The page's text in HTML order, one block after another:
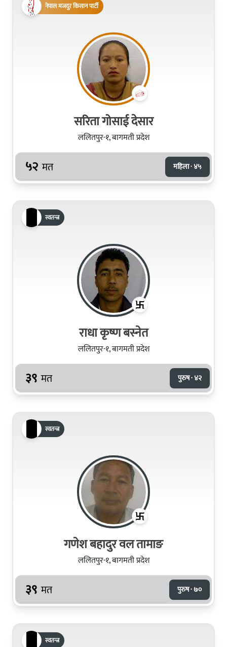
नेपाल मजदुर किसान पार्टी
सरिता गोसाई देसार
ललितपुर-१, बागमती प्रदेश
५२ मत महिला · ४५
स्वतन्त्र
राधा कृष्ण बस्नेत
ललितपुर-१, बागमती प्रदेश
३९ मत पुरुष · ४२
स्वतन्त्र
गणेश बहादुर वल तामाङ
ललितपुर-१, बागमती प्रदेश
३९ मत पुरुष · ७०
स्वतन्त्र